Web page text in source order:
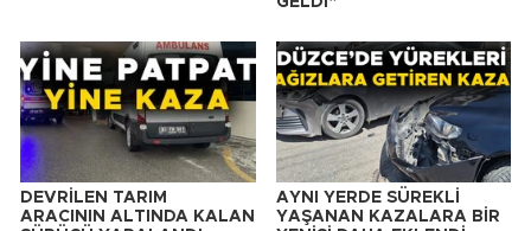
DEVRİLEN TARIM
ARACININ ALTINDA KALAN
AYNI YERDE SÜREKLİ
YAŞANAN KAZALARA BİR